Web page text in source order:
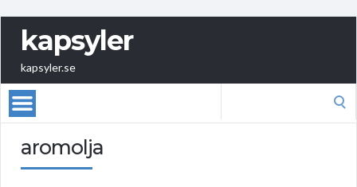
kapsyler
kapsyler.se
aromolja